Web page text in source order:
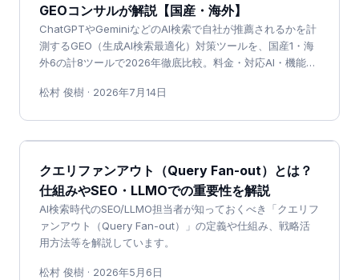
GEOコンサルが解説【国産・海外】
ChatGPTやGeminiなどのAI検索で自社が推薦されるかを計
測するGEO（生成AI検索最適化）対策ツールを、国産1・海
外6の計8ツールで2026年徹底比較。料金・対応AI・機能・
松村 俊樹 · 2026年7月14日
クエリファンアウト（Query Fan-out）とは？
仕組みやSEO・LLMOでの重要性を解説
AI検索時代のSEO/LLMO担当者が知っておくべき「クエリフ
ァンアウト（Query Fan-out）」の定義や仕組み、戦略活
用方法等を解説しています。
松村 俊樹 · 2026年5月6日